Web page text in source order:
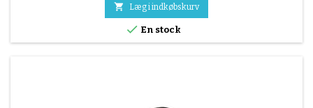
 Læg i indkøbskurv
 En stock